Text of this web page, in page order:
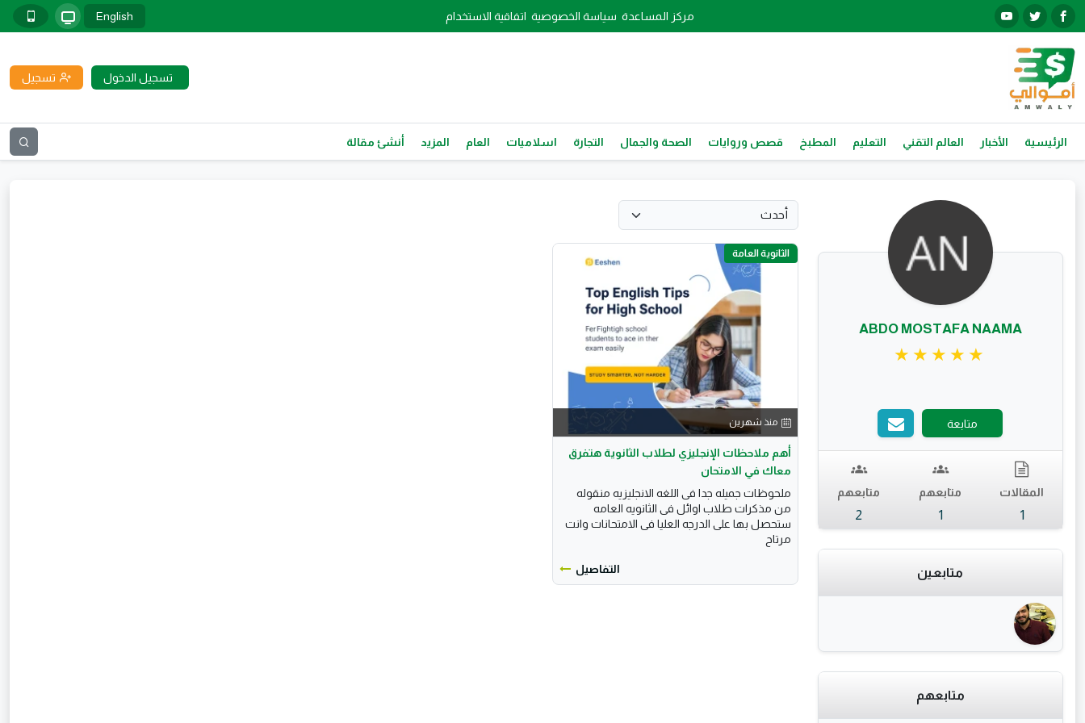
مركز المساعدة سياسة الخصوصية اتفاقية الاستخدام English
تسجيل الدخول تسجيل
الرئيسية الأخبار العالم التقني التعليم المطبخ قصص وروايات الصحة والجمال التجارة اسلاميات العام المزيد أنشئ مقالة
ABDO MOSTAFA NAAMA
متابعة
المقالات
1
متابعهم
1
متابعهم
2
متابعين
متابعهم
الثانوية العامة
منذ شهرين
أهم ملاحظات الإنجليزي لطلاب الثانوية هتفرق
معاك في الامتحان
ملحوظات جميله جدا فى اللغه الانجليزيه منقوله
من مذكرات طلاب اوائل فى الثانويه العامه
ستحصل بها على الدرجه العليا فى الامتحانات وانت
مرتاح
التفاصيل